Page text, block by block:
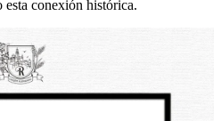
conexión histórica.